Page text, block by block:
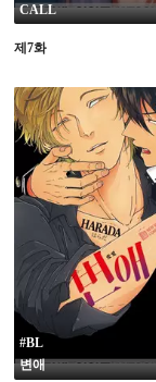
CALL
제7화
#BL
변애